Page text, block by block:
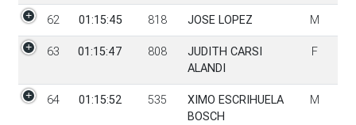
62 01:15:45 818 JOSE LOPEZ M
63 01:15:47 808
JUDITH CARSI
ALANDI
F
64 01:15:52 535
XIMO ESCRIHUELA
BOSCH
M